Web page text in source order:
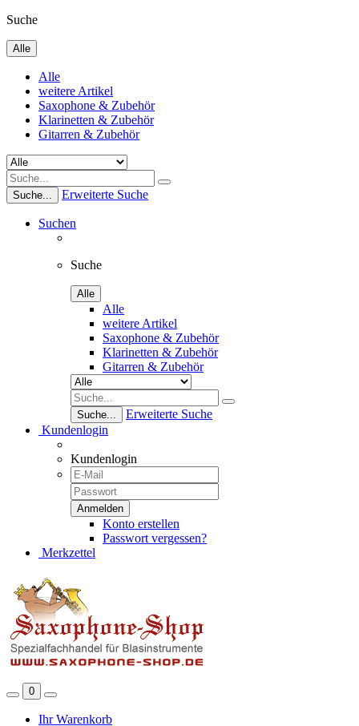
Suche
Alle
Alle
weitere Artikel
Saxophone & Zubehör
Klarinetten & Zubehör
Gitarren & Zubehör
Suche... Erweiterte Suche
Suchen
Suche
Alle
Alle
weitere Artikel
Saxophone & Zubehör
Klarinetten & Zubehör
Gitarren & Zubehör
Suche...
Erweiterte Suche
Kundenlogin
Kundenlogin
Konto erstellen
Passwort vergessen?
Merkzettel
0
Ihr Warenkorb